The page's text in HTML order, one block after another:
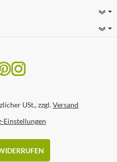
USt., zzgl.Versand
Einstellungen